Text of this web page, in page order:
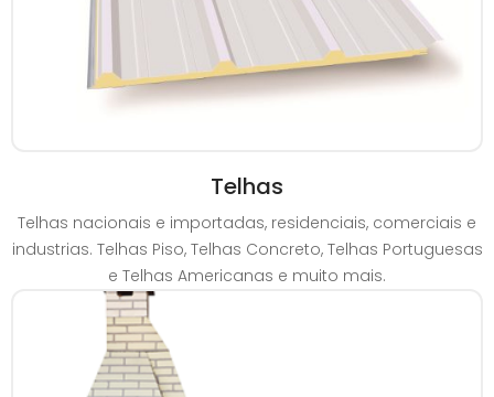
Telhas
Telhas nacionais e importadas, residenciais, comerciais e
industrias. Telhas Piso, Telhas Concreto, Telhas Portuguesas
e Telhas Americanas e muito mais.